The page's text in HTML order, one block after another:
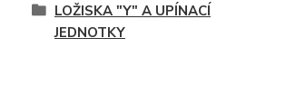
LOŽISKA "Y" A UPÍNACÍ
JEDNOTKY